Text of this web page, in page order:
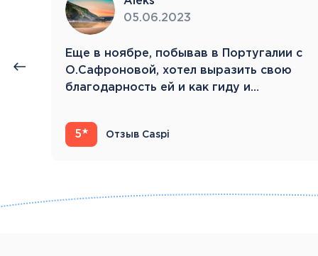
05.06.2023
Eще в ноябре, побывав в Португалии с
О.Сафроновой, хотел выразить свою
благодарность ей и как гиду и…
5 Отзыв Caspi